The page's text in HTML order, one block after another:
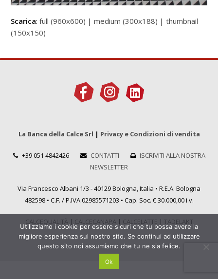
Scarica:full (960x600) |medium (300x188) |thumbnail
(150x150)
La Banca della Calce Srl | Privacy e Condizioni di vendita
+39 051 4842426 CONTATTI
ISCRIVITI ALLA NOSTRA
NEWSLETTER
Via Francesco Albani 1/3 - 40129 Bologna, Italia • R.E.A. Bologna
482598 • C.F. / P.IVA 02985571203 • Cap. Soc. € 30.000,00 i.v.
CALCEQUALITÀ| CALCECANAPA| CALCELATTE | TADELAKT
Utilizziamo i cookie per essere sicuri che tu possa avere la
migliore esperienza sul nostro sito. Se continui ad utilizzare
questo sito noi assumiamo che tu ne sia felice.
Ok